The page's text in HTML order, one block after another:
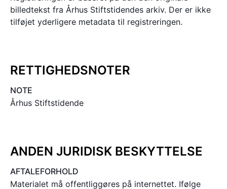
billedtekst fra Århus Stiftstidendes arkiv. Der er ikke
tilføjet yderligere metadata til registreringen.
RETTIGHEDSNOTER
NOTE
Århus Stiftstidende
ANDEN JURIDISK BESKYTTELSE
AFTALEFORHOLD
Materialet må offentliggøres på internettet. Ifølge